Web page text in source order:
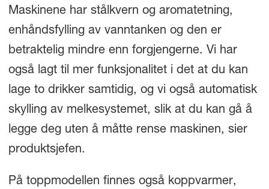
Maskinene har stålkvern og aromatetning,
enhåndsfylling av vanntanken og den er
betraktelig mindre enn forgjengerne. Vi har
også lagt til mer funksjonalitet i det at du kan
lage to drikker samtidig, og vi også automatisk
skylling av melkesystemet, slik at du kan gå å
legge deg uten å måtte rense maskinen, sier
produktsjefen.
På toppmodellen finnes også koppvarmer,